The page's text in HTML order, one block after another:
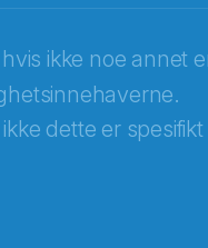
hvis ikke noe annet
dette er